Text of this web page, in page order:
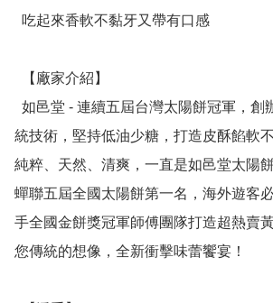
統技術，堅持低油少糖，打造皮酥餡軟
純粹、天然、清爽，一直是如邑堂太陽
蟬聯五屆全國太陽餅第一名，海外遊客
手全國金餅獎冠軍師傅團隊打造超熱賣
您傳統的想像，全新衝擊味蕾饗宴！